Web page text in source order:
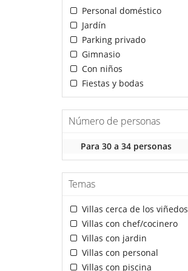
Personal doméstico
Jardín
Parking privado
Gimnasio
Con niños
Fiestas y bodas
Número de personas
Para 30 a 34 personas
Temas
Villas cerca de los viñedos
Villas con chef/cocinero
Villas con jardin
Villas con personal
Villas con piscina